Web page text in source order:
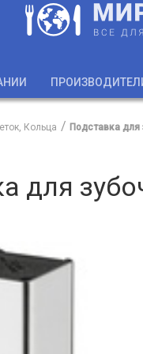
Кольца Подставка для
для